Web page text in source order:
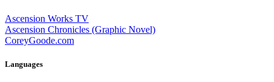
Ascension Works TV
Ascension Chronicles (Graphic Novel)
CoreyGoode.com
Languages